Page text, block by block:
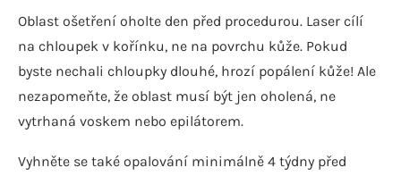
Oblast ošetření oholte den před procedurou. Laser cílí
na chloupek v kořínku, ne na povrchu kůže. Pokud
byste nechali chloupky dlouhé, hrozí popálení kůže! Ale
nezapomeňte, že oblast musí být jen oholená, ne
vytrhaná voskem nebo epilátorem.
Vyhněte se také opalování minimálně 4 týdny před